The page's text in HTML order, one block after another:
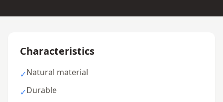
Characteristics
✓Natural material
✓Durable